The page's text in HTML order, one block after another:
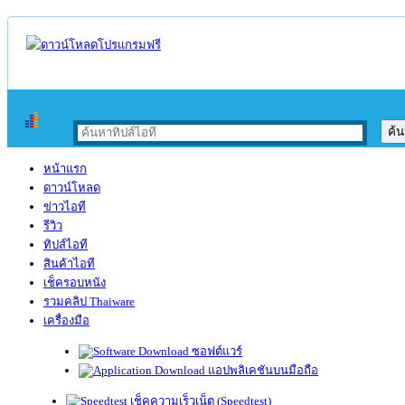
หน้าแรก
ดาวน์โหลด
ข่าวไอที
รีวิว
ทิปส์ไอที
สินค้าไอที
เช็ครอบหนัง
รวมคลิป Thaiware
เครื่องมือ
ซอฟต์แวร์
แอปพลิเคชันบนมือถือ
เช็คความเร็วเน็ต (Speedtest)